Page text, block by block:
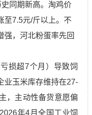
同期新高。淘鸡价
至7.5元/斤以上。不
强，河北粉蛋率先回
损超7个月）导致饲
业玉米库存维持在27-
，主动性备货意愿偏
年4月全国工业饲